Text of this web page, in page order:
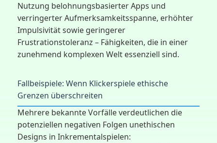
Nutzung belohnungsbasierter Apps und
verringerter Aufmerksamkeitsspanne, erhöhter
Impulsivität sowie geringerer
Frustrationstoleranz – Fähigkeiten, die in einer
zunehmend komplexen Welt essenziell sind.
Fallbeispiele: Wenn Klickerspiele ethische
Grenzen überschreiten
Mehrere bekannte Vorfälle verdeutlichen die
potenziellen negativen Folgen unethischen
Designs in Inkrementalspielen: